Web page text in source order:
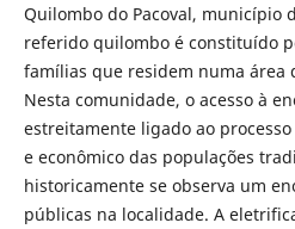
Quilombo do Pacoval, município
referido quilombo é constituído
famílias que residem numa área
Nesta comunidade, o acesso à
estreitamente ligado ao
e econômico das populações
historicamente se observa um
públicas na localidade. A